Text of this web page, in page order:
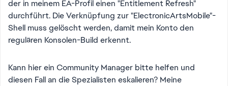
der in meinem EA-Profil einen "Entitlement Refresh"
durchführt. Die Verknüpfung zur "ElectronicArtsMobile"-
Shell muss gelöscht werden, damit mein Konto den
regulären Konsolen-Build erkennt.
Kann hier ein Community Manager bitte helfen und
diesen Fall an die Spezialisten eskalieren? Meine